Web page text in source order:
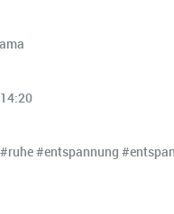
#entspannung